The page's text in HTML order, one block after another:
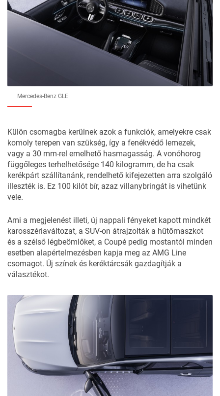
Mercedes-Benz GLE
Külön csomagba kerülnek azok a funkciók, amelyekre csak
komoly terepen van szükség, így a fenékvédő lemezek,
vagy a 30 mm-rel emelhető hasmagasság. A vonóhorog
függőleges terhelhetősége 140 kilogramm, de ha csak
kerékpárt szállítanánk, rendelhető kifejezetten arra szolgáló
illeszték is. Ez 100 kilót bír, azaz villanybringát is vihetünk
vele.
Ami a megjelenést illeti, új nappali fényeket kapott mindkét
karosszériaváltozat, a SUV-on átrajzolták a hűtőmaszkot
és a szélső légbeömlőket, a Coupé pedig mostantól minden
esetben alapértelmezésben kapja meg az AMG Line
csomagot. Új színek és keréktárcsák gazdagítják a
választékot.